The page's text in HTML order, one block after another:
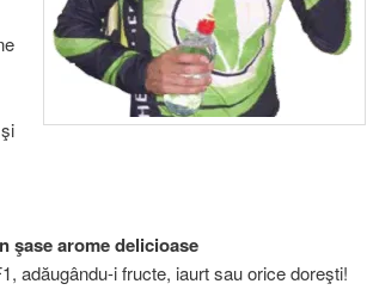
şase arome delicioase
adăugându-i fructe, iaurt sau orice doreşti!